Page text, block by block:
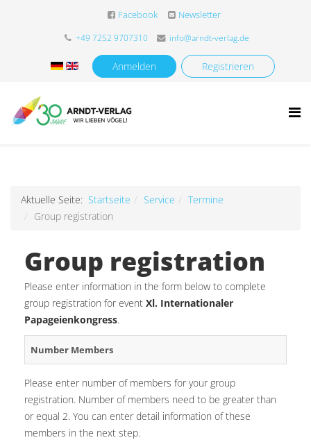
Facebook
Newsletter
+49 7252 9707310
info@arndt-verlag.de
Anmelden Registrieren
Aktuelle Seite: Startseite Service
Termine
Group registration
Group registration
Please enter information in the form below to complete
group registration for event Xl. Internationaler
Papageienkongress.
Number Members
Please enter number of members for your group
registration. Number of members need to be greater than
or equal 2. You can enter detail information of these
members in the next step.